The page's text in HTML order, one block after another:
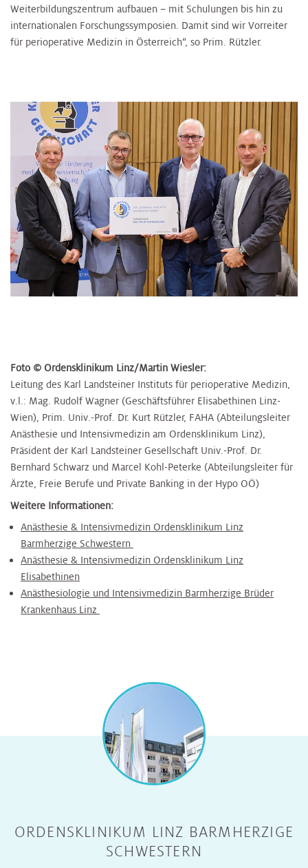
Weiterbildungszentrum aufbauen – mit Schulungen bis hin zu
internationalen Forschungssymposien. Damit sind wir Vorreiter
für perioperative Medizin in Österreich“, so Prim. Rützler.
Foto © Ordensklinikum Linz/Martin Wiesler:
Leitung des Karl Landsteiner Instituts für perioperative Medizin,
v.l.: Mag. Rudolf Wagner (Geschäftsführer Elisabethinen Linz-
Wien), Prim. Univ.-Prof. Dr. Kurt Rützler, FAHA (Abteilungsleiter
Anästhesie und Intensivmedizin am Ordensklinikum Linz),
Präsident der Karl Landsteiner Gesellschaft Univ.-Prof. Dr.
Bernhard Schwarz und Marcel Kohl-Peterke (Abteilungsleiter für
Ärzte, Freie Berufe und Private Banking in der Hypo OÖ)
Weitere Informationen:
Anästhesie & Intensivmedizin Ordensklinikum Linz
Barmherzige Schwestern
Anästhesie & Intensivmedizin Ordensklinikum Linz
Elisabethinen
Anästhesiologie und Intensivmedizin Barmherzige Brüder
Krankenhaus Linz
ORDENSKLINIKUM LINZ BARMHERZIGE
SCHWESTERN